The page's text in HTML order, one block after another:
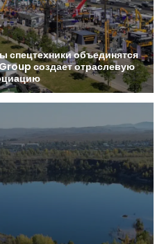
спецтехникиобъединятся
создаетотраслевую